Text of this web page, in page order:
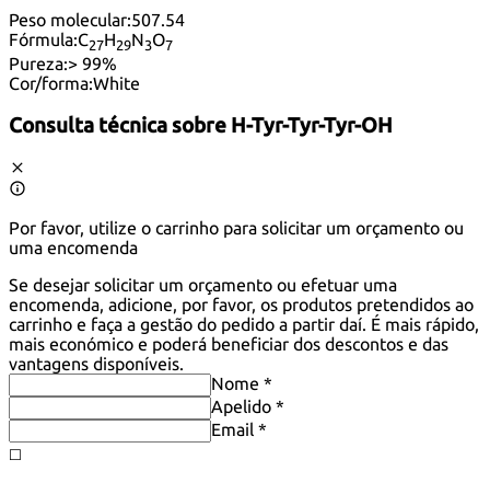
Peso molecular:507.54
Fórmula:C27H29N3O7
Pureza:> 99%
Cor/forma:White
Consulta técnica sobre H-Tyr-Tyr-Tyr-OH
Por favor, utilize o carrinho para solicitar um orçamento ou
uma encomenda
Se desejar solicitar um orçamento ou efetuar uma
encomenda, adicione, por favor, os produtos pretendidos ao
carrinho e faça a gestão do pedido a partir daí. É mais rápido,
mais económico e poderá beneficiar dos descontos e das
vantagens disponíveis.
Nome *
Apelido *
Email *
◻️